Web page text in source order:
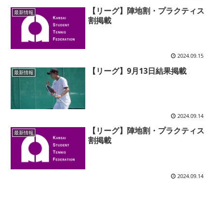
最新情報
【リーグ】陣地割・プラクティス
割掲載
2024.09.15
最新情報 【リーグ】9月13日結果掲載
2024.09.14
最新情報
【リーグ】陣地割・プラクティス
割掲載
2024.09.14